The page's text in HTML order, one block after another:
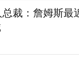
裁：詹姆斯最